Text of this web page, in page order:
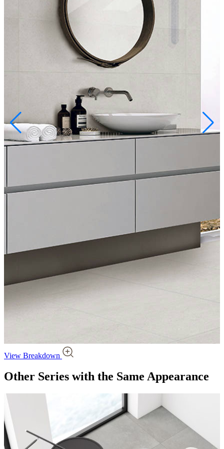
View Breakdown
Other Series with the Same Appearance